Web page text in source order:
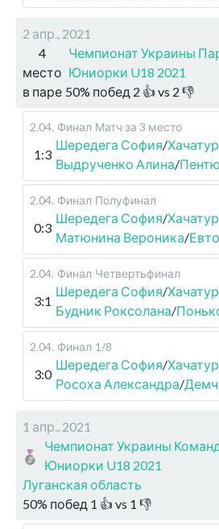
2 апр., 2021
4
место
Чемпионат Украины
Юниорки U18 2021
в паре 50% побед 2 👍 vs 2 👎
2.04. Финал Матч за 3 место
1:3
Шередега София/
Выдрученко Алина/
2.04. Финал Полуфинал
0:3
Шередега София/
Матюнина Вероника/
2.04. Финал Четвертьфинал
3:1
Шередега София/
Будник Роксолана/
2.04. Финал 1/8
3:0
Шередега София/
Росоха Александра/
1 апр., 2021
Чемпионат Украины
Юниорки U18 2021
Луганская область
50% побед 1 👍 vs 1 👎